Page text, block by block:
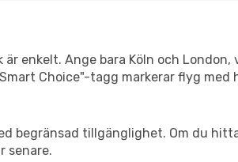
enkelt. Ange bara Köln och
Choice"-tagg markerar flyg med
begränsad tillgänglighet. Om du
senare.